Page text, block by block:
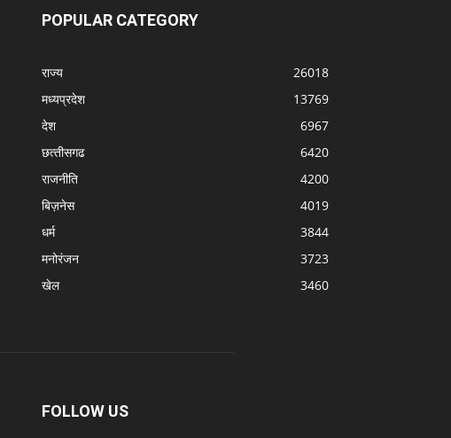
POPULAR CATEGORY
राज्‍य
26018
मध्यप्रदेश
13769
देश
6967
छत्‍तीसगढ
6420
राजनीति
4200
बिज़नेस
4019
धर्म
3844
मनोरंजन
3723
खेल
3460
FOLLOW US